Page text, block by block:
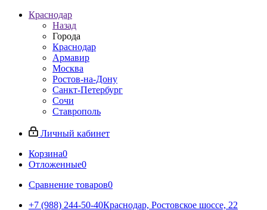
Краснодар
Назад
Города
Краснодар
Армавир
Москва
Ростов-на-Дону
Санкт-Петербург
Сочи
Ставрополь
Личный кабинет
Корзина0
Отложенные0
Сравнение товаров0
+7 (988) 244-50-40Краснодар, Ростовское шоссе, 22